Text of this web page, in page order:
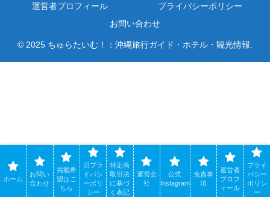
運営者プロフィール
プライバシーポリシー
お問い合わせ
© 2025 ちゅらたいむ！：沖縄旅行ガイド・ホテル・観光情報.
ホーム
お問い
合わせ
掲載希
望はこ
ちら
旧プラ
イバシ
ーポリ
シー
特定商
取引法
に基づ
く表記
運営会
社
公式
Instagram
免責事
項
運営者
プロフ
ィール
プライ
バシー
ポリシ
ー